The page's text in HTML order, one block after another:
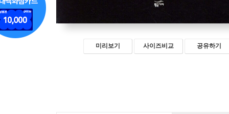
미리보기 사이즈비교 공유하기